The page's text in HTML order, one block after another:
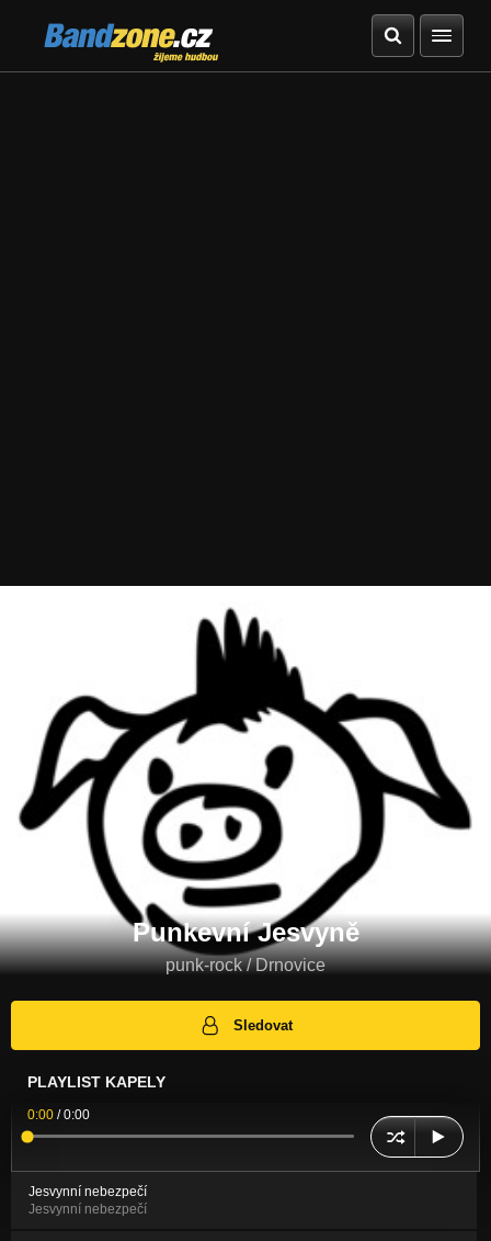
Bandzone.cz
žijeme hudbou
Punkevní Jesvyně
punk-rock / Drnovice
Sledovat
PLAYLIST KAPELY
0:00 /0:00
Jesvynní nebezpečí
Jesvynní nebezpečí